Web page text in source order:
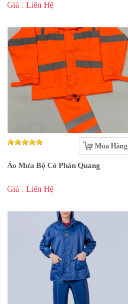
Giá : Liên Hệ
Mua Hàng
Áo Mưa Bộ Có Phản Quang
Giá : Liên Hệ